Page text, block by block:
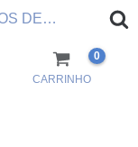
ISOPANISAD (COM COMENTÁRIOS DE BALADEVA VIDYABHUSANA E OUTROS ACARYAS)
CARRINHO
0